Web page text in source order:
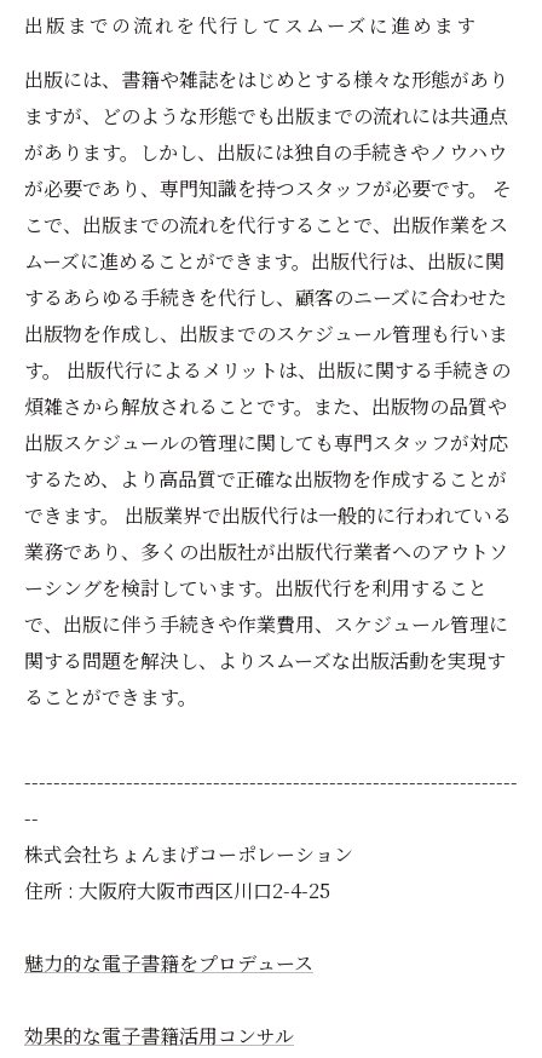
出版までの流れを代行してスムーズに進めます
出版には、書籍や雑誌をはじめとする様々な形態があり
ますが、どのような形態でも出版までの流れには共通点
があります。しかし、出版には独自の手続きやノウハウ
が必要であり、専門知識を持つスタッフが必要です。 そ
こで、出版までの流れを代行することで、出版作業をス
ムーズに進めることができます。出版代行は、出版に関
するあらゆる手続きを代行し、顧客のニーズに合わせた
出版物を作成し、出版までのスケジュール管理も行いま
す。 出版代行によるメリットは、出版に関する手続きの
煩雑さから解放されることです。また、出版物の品質や
出版スケジュールの管理に関しても専門スタッフが対応
するため、より高品質で正確な出版物を作成することが
できます。 出版業界で出版代行は一般的に行われている
業務であり、多くの出版社が出版代行業者へのアウトソ
ーシングを検討しています。出版代行を利用すること
で、出版に伴う手続きや作業費用、スケジュール管理に
関する問題を解決し、よりスムーズな出版活動を実現す
ることができます。
--------------------------------------------------------------------
--
株式会社ちょんまげコーポレーション
住所 : 大阪府大阪市西区川口2-4-25
魅力的な電子書籍をプロデュース
効果的な電子書籍活用コンサル